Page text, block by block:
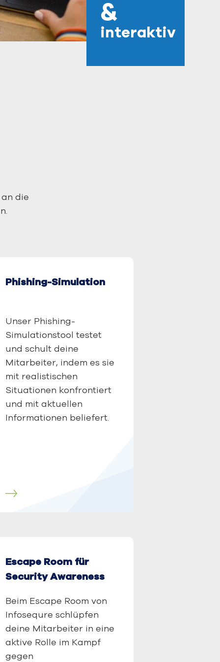
&
interaktiv
die
Phishing-Simulation
Unser Phishing-
Simulationstool testet
und schult deine
Mitarbeiter, indem es sie
mit realistischen
Situationen konfrontiert
und mit aktuellen
Informationen beliefert.
Escape Room für
Security Awareness
Beim Escape Room von
Infosequre schlüpfen
deine Mitarbeiter in eine
aktive Rolle im Kampf
gegen